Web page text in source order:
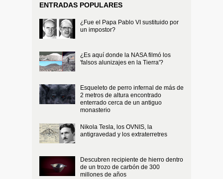
ENTRADAS POPULARES
¿Fue el Papa Pablo VI sustituido por
un impostor?
¿Es aquí donde la NASA filmó los
'falsos alunizajes en la Tierra'?
Esqueleto de perro infernal de más de
2 metros de altura encontrado
enterrado cerca de un antiguo
monasterio
Nikola Tesla, los OVNIS, la
antigravedad y los extraterretres
Descubren recipiente de hierro dentro
de un trozo de carbón de 300
millones de años